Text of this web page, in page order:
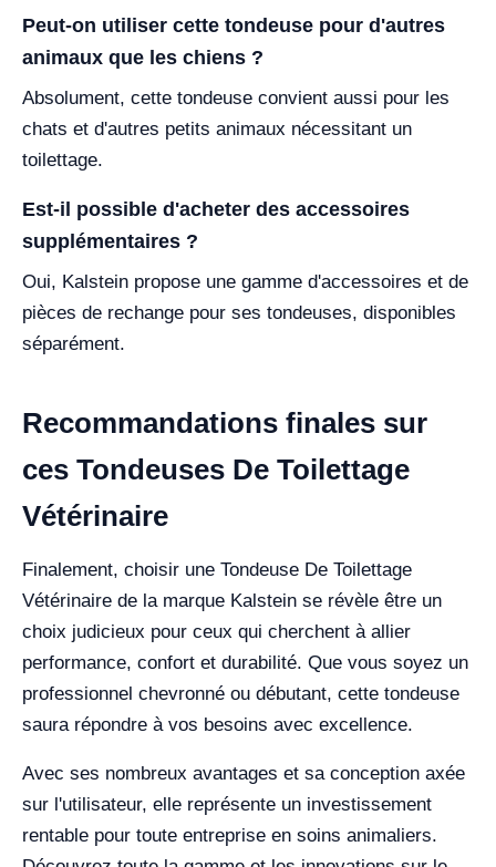
Peut-on utiliser cette tondeuse pour d'autres
animaux que les chiens ?
Absolument, cette tondeuse convient aussi pour les
chats et d'autres petits animaux nécessitant un
toilettage.
Est-il possible d'acheter des accessoires
supplémentaires ?
Oui, Kalstein propose une gamme d'accessoires et de
pièces de rechange pour ses tondeuses, disponibles
séparément.
Recommandations finales sur
ces Tondeuses De Toilettage
Vétérinaire
Finalement, choisir une Tondeuse De Toilettage
Vétérinaire de la marque Kalstein se révèle être un
choix judicieux pour ceux qui cherchent à allier
performance, confort et durabilité. Que vous soyez un
professionnel chevronné ou débutant, cette tondeuse
saura répondre à vos besoins avec excellence.
Avec ses nombreux avantages et sa conception axée
sur l'utilisateur, elle représente un investissement
rentable pour toute entreprise en soins animaliers.